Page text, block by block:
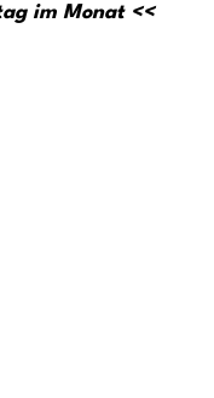
im Monat<<